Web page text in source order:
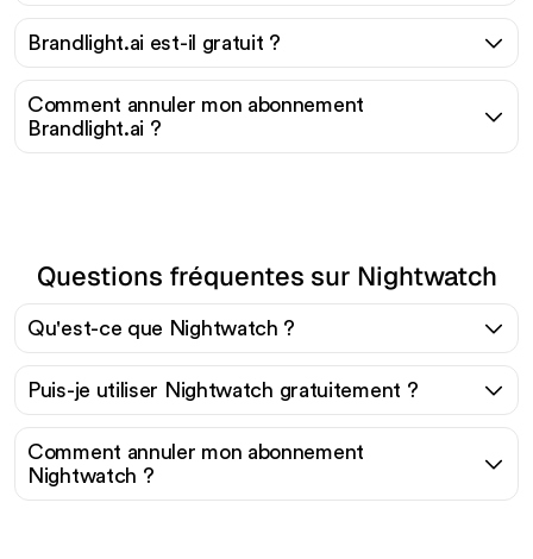
Brandlight.ai est-il gratuit ?
Comment annuler mon abonnement
Brandlight.ai ?
Questions fréquentes sur Nightwatch
Qu'est-ce que Nightwatch ?
Puis-je utiliser Nightwatch gratuitement ?
Comment annuler mon abonnement
Nightwatch ?